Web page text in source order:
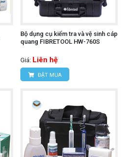
Bộ dụng cụ kiểm tra và vệ sinh cáp
quang FIBRETOOL HW-760S
Giá: Liên hệ
ĐẶT MUA